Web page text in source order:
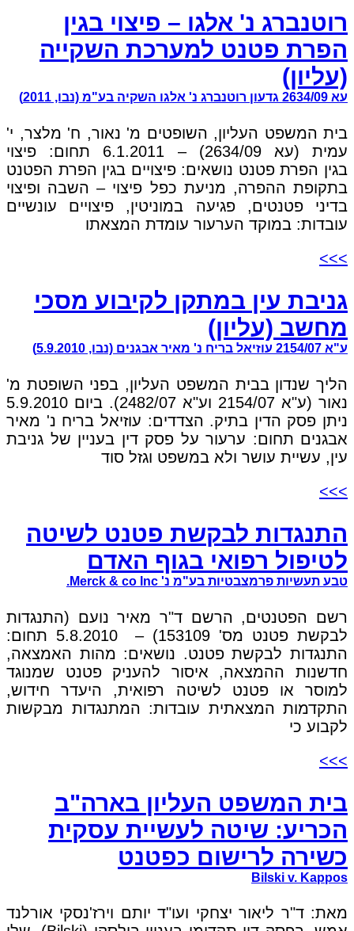
רוטנברג נ' אלגו – פיצוי בגין
הפרת פטנט למערכת השקייה
(עליון)
עא 2634/09 גדעון רוטנברג נ' אלגו השקיה בע"מ (נבו, 2011)
בית המשפט העליון, השופטים מ' נאור, ח' מלצר, י'
עמית (עא 2634/09) – 6.1.2011 תחום: פיצוי
בגין הפרת פטנט נושאים: פיצויים בגין הפרת הפטנט
בתקופת ההפרה, מניעת כפל פיצוי – השבה ופיצוי
בדיני פטנטים, פגיעה במוניטין, פיצויים עונשיים
עובדות: במוקד הערעור עומדת המצאתו
>>>
גניבת עין במתקן לקיבוע מסכי
מחשב (עליון)
ע"א 2154/07 עוזיאל בריח נ' מאיר אבגנים (נבו, 5.9.2010)
הליך שנדון בבית המשפט העליון, בפני השופטת מ'
נאור (ע"א 2154/07 וע"א 2482/07). ביום 5.9.2010
ניתן פסק הדין בתיק. הצדדים: עוזיאל בריח נ' מאיר
אבגנים תחום: ערעור על פסק דין בעניין של גניבת
עין, עשיית עושר ולא במשפט וגזל סוד
>>>
התנגדות לבקשת פטנט לשיטה
לטיפול רפואי בגוף האדם
טבע תעשיות פרמצבטיות בע"מ נ' Merck & co Inc.
רשם הפטנטים, הרשם ד"ר מאיר נועם (התנגדות
לבקשת פטנט מס' 153109) – 5.8.2010 תחום:
התנגדות לבקשת פטנט. נושאים: מהות האמצאה,
חדשנות ההמצאה, איסור להעניק פטנט שמנוגד
למוסר או פטנט לשיטה רפואית, היעדר חידוש,
התקדמות המצאתית עובדות: המתנגדות מבקשות
לקבוע כי
>>>
בית המשפט העליון בארה"ב
הכריע: שיטה לעשיית עסקית
כשירה לרישום כפטנט
Bilski v. Kappos
מאת: ד"ר ליאור יצחקי ועו"ד יותם וירז'נסקי אורלנד